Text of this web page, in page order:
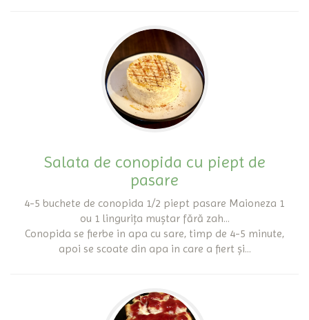
Salata de conopida cu piept de
pasare
4-5 buchete de conopida 1/2 piept pasare Maioneza 1
ou 1 lingurița muștar fără zah...
Conopida se fierbe in apa cu sare, timp de 4-5 minute,
apoi se scoate din apa in care a fiert și...